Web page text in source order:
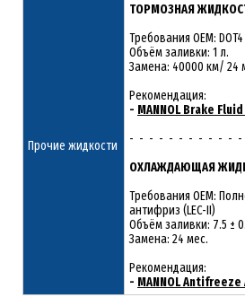
Прочие жидкости
ТОРМОЗНАЯ
Требования OEM: DOT4
Объём заливки: 1 л.
Замена: 40000 км/ 24
Рекомендация:
- MANNOL Brake
- - - - - - - - - - -
ОХЛАЖДАЮЩАЯ
Требования OEM:
антифриз (LEC-II)
Объём заливки: 7.5 ±
Замена: 24 мес.
Рекомендация:
- MANNOL Antifreeze